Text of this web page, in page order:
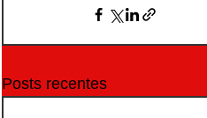
Posts recentes